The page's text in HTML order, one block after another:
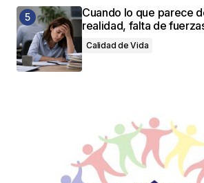
Cuando lo que parece
realidad, falta de
Calidad de Vida